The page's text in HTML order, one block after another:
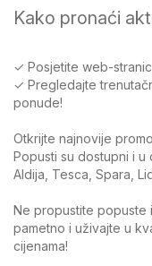
Kako pronaći
✓ Posjetite web-
✓ Pregledajte
ponude!
Otkrijte najnovije
Popusti su dostupni i u
Aldija, Tesca, Spara,
Ne propustite popuste
pametno i uživajte u
cijenama!